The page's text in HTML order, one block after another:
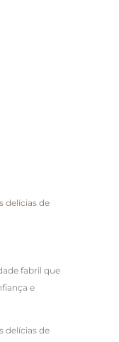
delícias de
fabril que
e
delícias de